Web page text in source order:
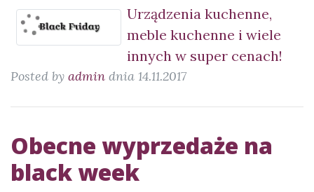
Urządzenia kuchenne,
meble kuchenne i wiele
innych w super cenach!
Posted by admin dnia 14.11.2017
Obecne wyprzedaże na
black week